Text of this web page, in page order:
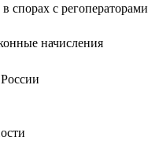
спорах с регоператорами
начисления